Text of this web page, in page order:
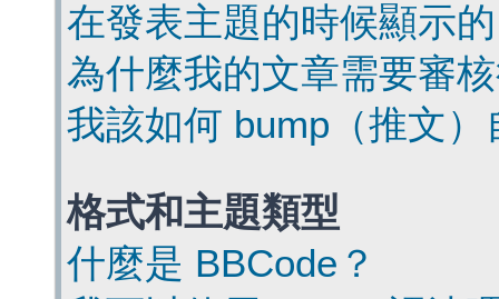
在發表主題的時候顯示
為什麼我的文章需要審
我該如何 bump（推文
格式和主題類型
什麼是 BBCode？